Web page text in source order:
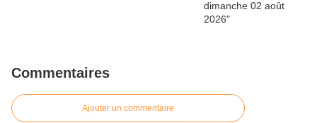
Commentaires
Ajouter un commentaire